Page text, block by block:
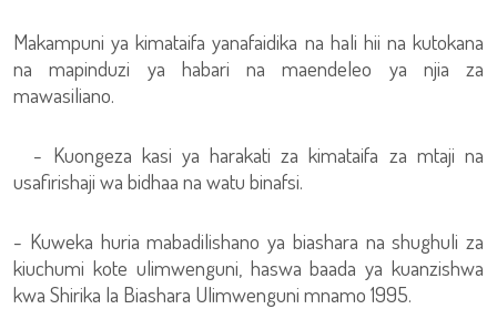
Makampuni ya kimataifa yanafaidika na hali hii na kutokana
na mapinduzi ya habari na maendeleo ya njia za
mawasiliano.
- Kuongeza kasi ya harakati za kimataifa za mtaji na
usafirishaji wa bidhaa na watu binafsi.
- Kuweka huria mabadilishano ya biashara na shughuli za
kiuchumi kote ulimwenguni, haswa baada ya kuanzishwa
kwa Shirika la Biashara Ulimwenguni mnamo 1995.